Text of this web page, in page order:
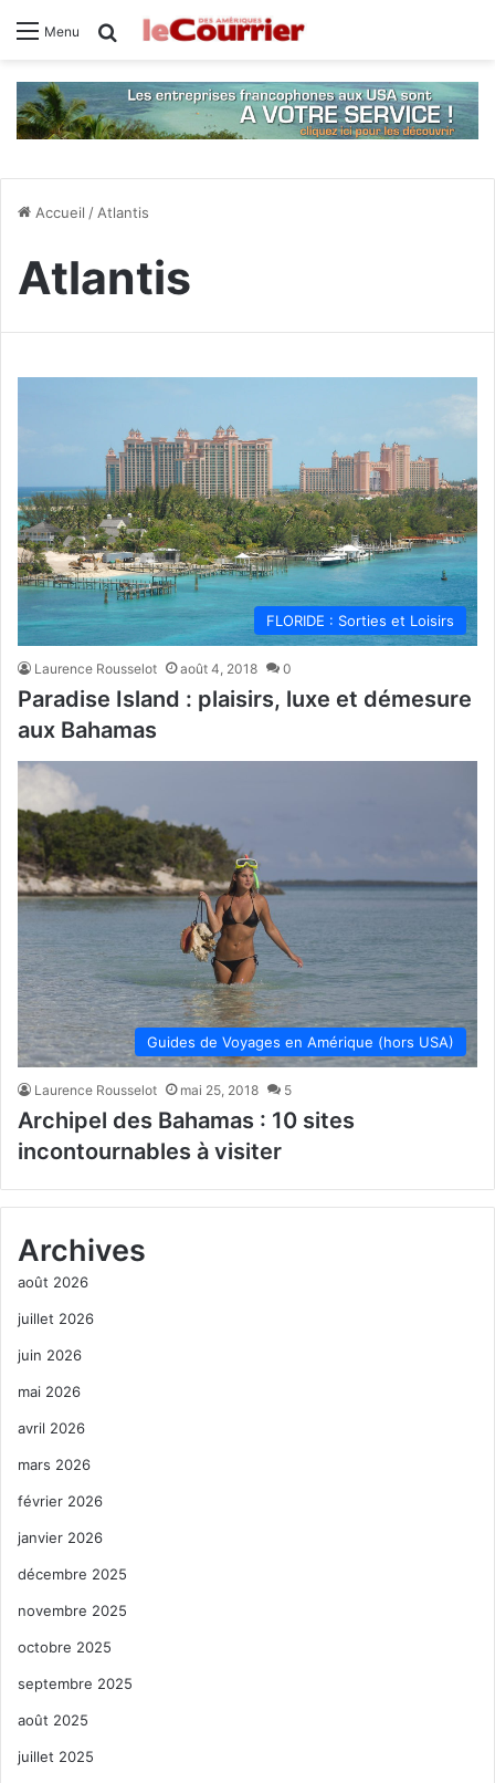
Menu Rechercher
Accueil / Atlantis
Atlantis
FLORIDE : Sorties et Loisirs
Laurence Rousselot août 4, 2018 0
Paradise Island : plaisirs, luxe et démesure
aux Bahamas
Guides de Voyages en Amérique (hors USA)
Laurence Rousselot mai 25, 2018 5
Archipel des Bahamas : 10 sites
incontournables à visiter
Archives
août 2026
juillet 2026
juin 2026
mai 2026
avril 2026
mars 2026
février 2026
janvier 2026
décembre 2025
novembre 2025
octobre 2025
septembre 2025
août 2025
juillet 2025